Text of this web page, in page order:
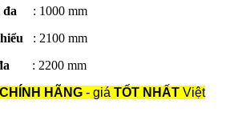
đa : 1000 mm
: 2100 mm
đa : 2200 mm
CHÍNH HÃNG - giá TỐT NHẤT Việt